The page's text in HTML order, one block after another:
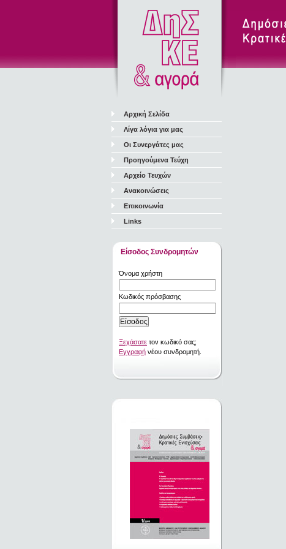
Αρχική Σελίδα
Λίγα λόγια για μας
Οι Συνεργάτες μας
Προηγούμενα Τεύχη
Αρχείο Τευχών
Ανακοινώσεις
Επικοινωνία
Links
Είσοδος Συνδρομητών
Όνομα χρήστη
Κωδικός πρόσβασης
Ξεχάσατε τον κωδικό σας;
Εγγραφή νέου συνδρομητή.